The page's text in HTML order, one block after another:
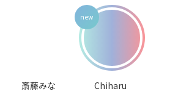
斎藤みな Chiharu